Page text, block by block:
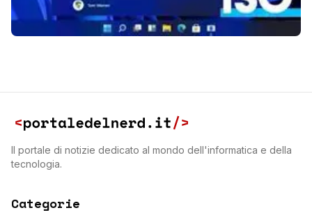
Il portale di notizie dedicato al mondo dell'informatica e della
tecnologia.
Categorie